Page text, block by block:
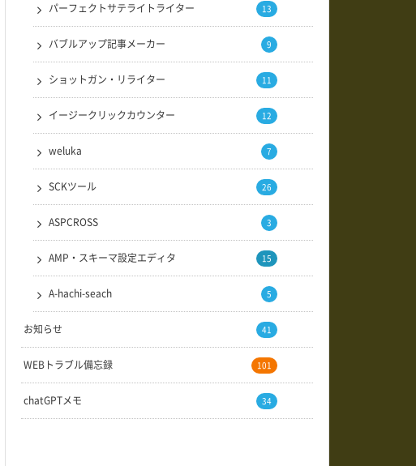
パーフェクトサテライトライター 13
バブルアップ記事メーカー 9
ショットガン・リライター 11
イージークリックカウンター 12
weluka 7
SCKツール 26
ASPCROSS 3
AMP・スキーマ設定エディタ 15
A-hachi-seach 5
お知らせ 41
WEBトラブル備忘録 101
chatGPTメモ 34